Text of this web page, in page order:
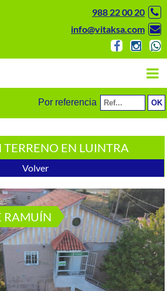
988 22 00 20
info@vitaksa.com
Por referencia
TERRENO EN LUINTRA
Volver
RAMUÍN